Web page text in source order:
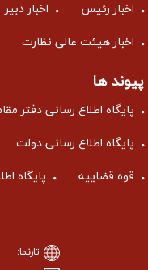
اخبار رئیس اخبار دبیر
اخبار هیئت عالی نظارت
پیوند ها
پایگاه اطلاع رسانی دفتر
پایگاه اطلاع رسانی دولت
قوه قضاییه پایگاه
تارنما: